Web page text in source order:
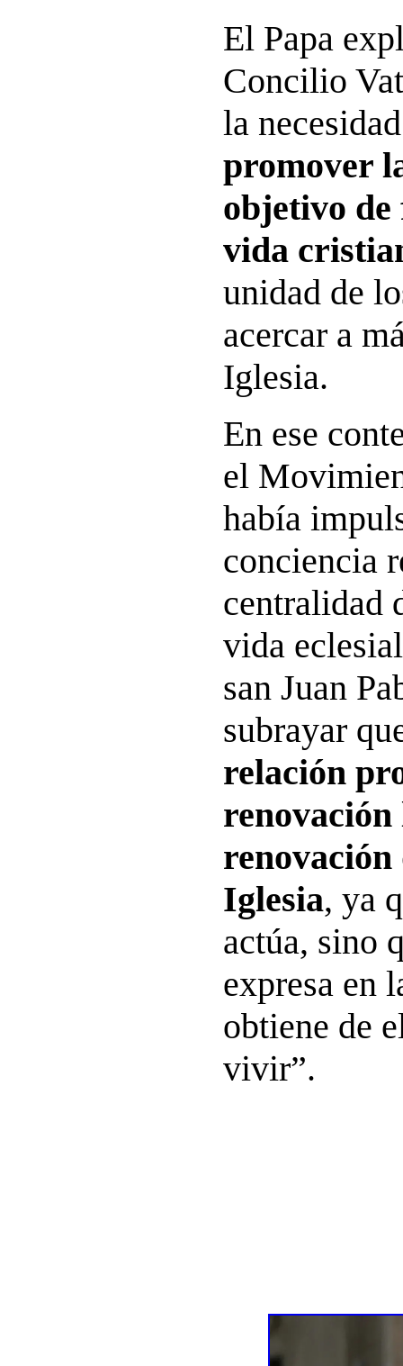
El Papa
Concilio
la
promover
objetivo
vida
unidad de
acercar a
Iglesia.
En ese
el
había
conciencia
centralidad
vida
san Juan
subrayar
relación
renovación
Iglesia, ya
actúa, sino
expresa en
obtiene de
vivir”.